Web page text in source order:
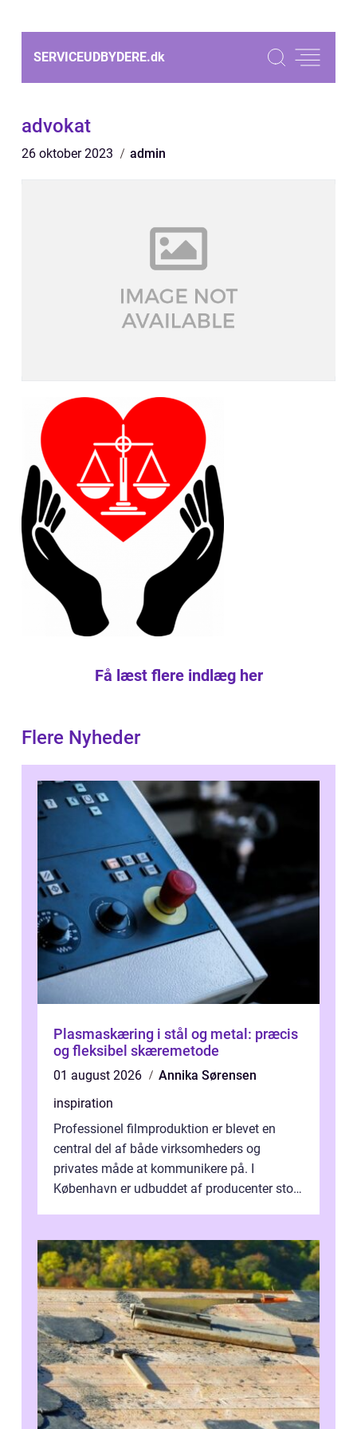
SERVICEUDBYDERE.dk
advokat
26 oktober 2023 admin
Få læst flere indlæg her
Flere Nyheder
Plasmaskæring i stål og metal: præcis
og fleksibel skæremetode
01 august 2026
Annika Sørensen
inspiration
Professionel filmproduktion er blevet en
central del af både virksomheders og
privates måde at kommunikere på. I
København er udbuddet af producenter stort,